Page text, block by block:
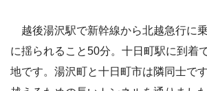
越後湯沢駅で新幹線から北越急行に
に揺られること50分。十日町駅に到着
地です。湯沢町と十日町市は隣同士で